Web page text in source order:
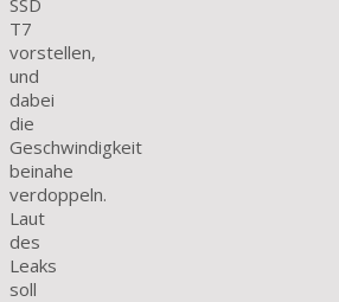
SSD
T7
vorstellen,
und
dabei
die
Geschwindigkeit
beinahe
verdoppeln.
Laut
des
Leaks
soll